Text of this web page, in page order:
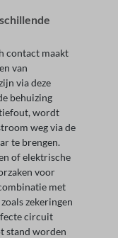
contact maakt
van
via deze
behuizing
wordt
weg via de
te brengen.
of elektrische
voor
met
zekeringen
circuit
stand worden